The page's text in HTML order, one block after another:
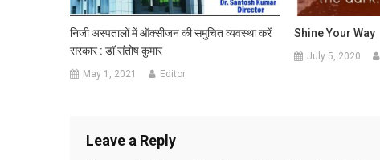
निजी अस्पतालों में ऑक्सीजन की समुचित व्यवस्था करें
सरकार : डॉ संतोष कुमार
May 1, 2021 Editor
Shine Your Way
July 5, 2020
Leave a Reply